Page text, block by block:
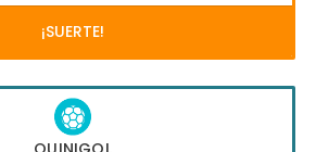
¡SUERTE!